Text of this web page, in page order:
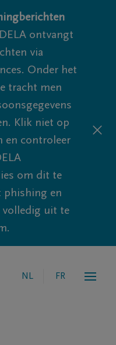
DELA ontvangt
via
Onder het
tracht men
Klik niet op
en controleer
om dit te
phishing en
volledig uit te
NL FR